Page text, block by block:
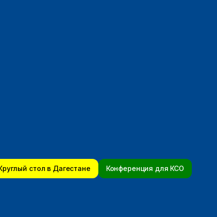
стол в Дагестане Конференция для КСО